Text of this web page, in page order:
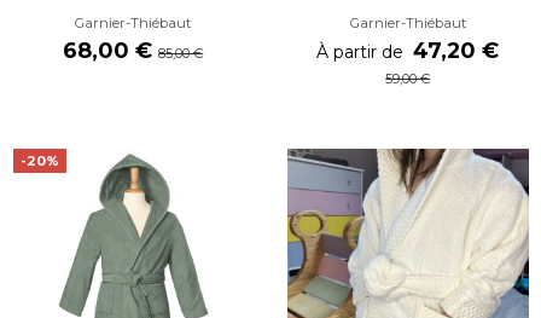
Garnier-Thiébaut
68,00 €85,00 €
Garnier-Thiébaut
À partir de 47,20 €
59,00 €
-20%